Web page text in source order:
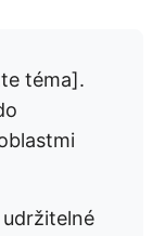
téma].
udržitelné